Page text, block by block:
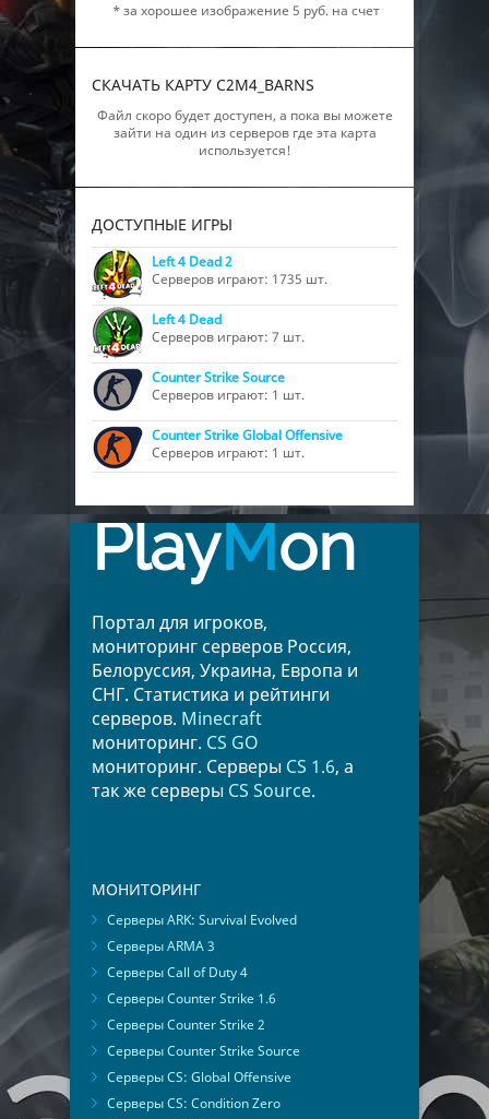
* за хорошее изображение 5 руб. на счет
СКАЧАТЬ КАРТУ C2M4_BARNS
Файл скоро будет доступен, а пока вы можете
зайти на один из серверов где эта карта
используется!
ДОСТУПНЫЕ ИГРЫ
Left 4 Dead 2
Серверов играют: 1735 шт.
Left 4 Dead
Серверов играют: 7 шт.
Counter Strike Source
Серверов играют: 1 шт.
Counter Strike Global Offensive
Серверов играют: 1 шт.
PlayMon
Портал для игроков,
мониторинг серверов Россия,
Белоруссия, Украина, Европа и
СНГ. Статистика и рейтинги
серверов. Minecraft
мониторинг. CS GO
мониторинг. Серверы CS 1.6, а
так же серверы CS Source.
МОНИТОРИНГ
Серверы ARK: Survival Evolved
Серверы ARMA 3
Серверы Call of Duty 4
Серверы Counter Strike 1.6
Серверы Counter Strike 2
Серверы Counter Strike Source
Серверы CS: Global Offensive
Серверы CS: Condition Zero